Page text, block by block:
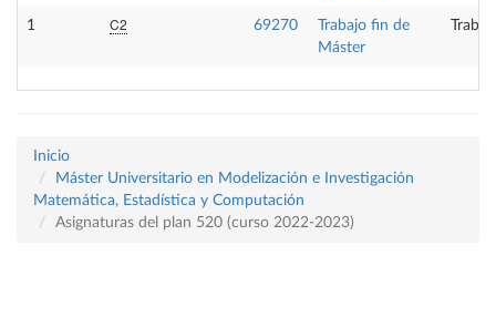
1 C2 69270
Trabajo fin de
Máster
Inicio
Máster Universitario en Modelización e Investigación
Matemática, Estadística y Computación
Asignaturas del plan 520 (curso 2022-2023)